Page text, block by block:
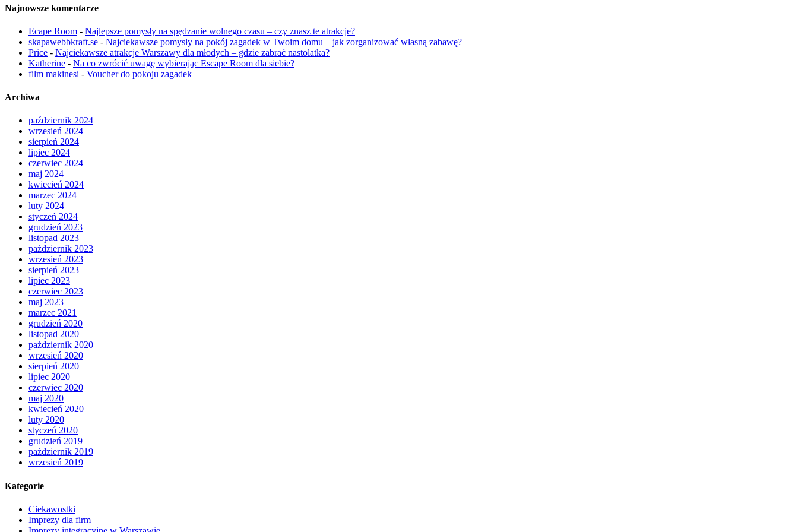
Najnowsze komentarze
Ecape Room - Najlepsze pomysły na spędzanie wolnego czasu – czy znasz te atrakcje?
skapawebbkraft.se - Najciekawsze pomysły na pokój zagadek w Twoim domu – jak zorganizować własną zabawę?
Price - Najciekawsze atrakcje Warszawy dla młodych – gdzie zabrać nastolatka?
Katherine - Na co zwrócić uwagę wybierając Escape Room dla siebie?
film makinesi - Voucher do pokoju zagadek
Archiwa
październik 2024
wrzesień 2024
sierpień 2024
lipiec 2024
czerwiec 2024
maj 2024
kwiecień 2024
marzec 2024
luty 2024
styczeń 2024
grudzień 2023
listopad 2023
październik 2023
wrzesień 2023
sierpień 2023
lipiec 2023
czerwiec 2023
maj 2023
marzec 2021
grudzień 2020
listopad 2020
październik 2020
wrzesień 2020
sierpień 2020
lipiec 2020
czerwiec 2020
maj 2020
kwiecień 2020
luty 2020
styczeń 2020
grudzień 2019
październik 2019
wrzesień 2019
Kategorie
Ciekawostki
Imprezy dla firm